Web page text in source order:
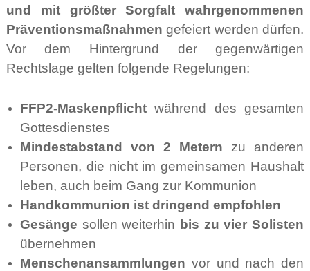
und mit größter Sorgfalt
wahrgenommenen
Präventionsmaßnahmen gefeiert werden dürfen.
Vor dem Hintergrund der gegenwärtigen
Rechtslage gelten folgende Regelungen:
FFP2-Maskenpflichtwährend des gesamten
Gottesdienstes
Mindestabstand von 2 Metern zu anderen
Personen, die nicht im gemeinsamen Haushalt
leben, auch beim Gang zur Kommunion
Handkommunion ist dringend empfohlen
Gesänge sollen weiterhin bis zu vier Solisten
übernehmen
Menschenansammlungen vor und nach den